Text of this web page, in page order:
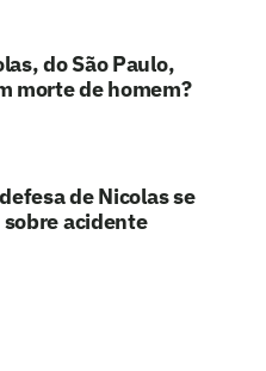
do São Paulo,
morte de homem?
de Nicolas se
acidente